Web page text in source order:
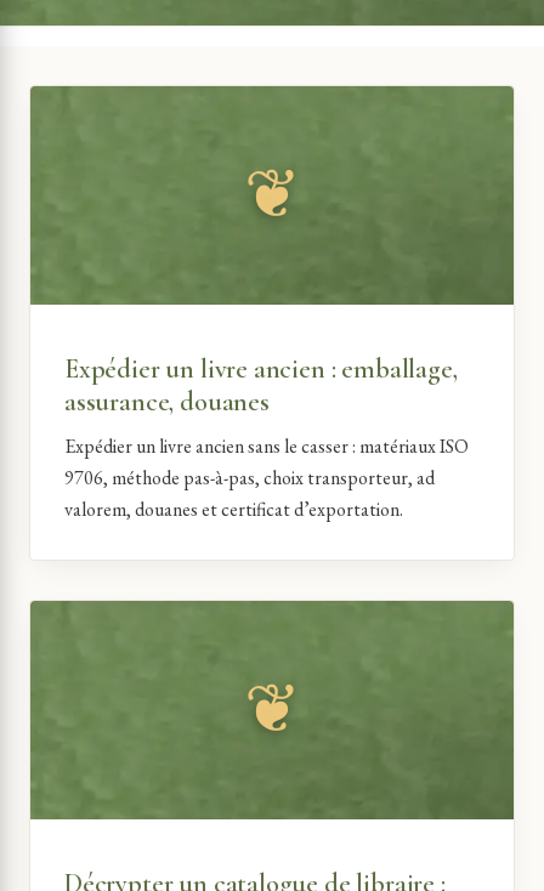
Expédier un livre ancien : emballage,
assurance, douanes
Expédier un livre ancien sans le casser : matériaux ISO
9706, méthode pas-à-pas, choix transporteur, ad
valorem, douanes et certificat d’exportation.
Décrypter un catalogue de libraire :